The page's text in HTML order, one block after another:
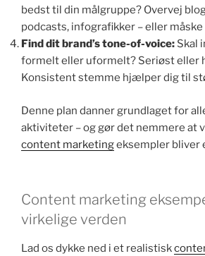
bedst til din målgruppe? Overvej
podcasts, infografikker – eller måske
Find dit brand’s tone-of-voice: Skal
formelt eller uformelt? Seriøst eller
Konsistent stemme hjælper dig til
Denne plan danner grundlaget for
aktiviteter – og gør det nemmere at
content marketingeksempler bliver
Content marketing
virkelige verden
Lad os dykke ned i et realistisk